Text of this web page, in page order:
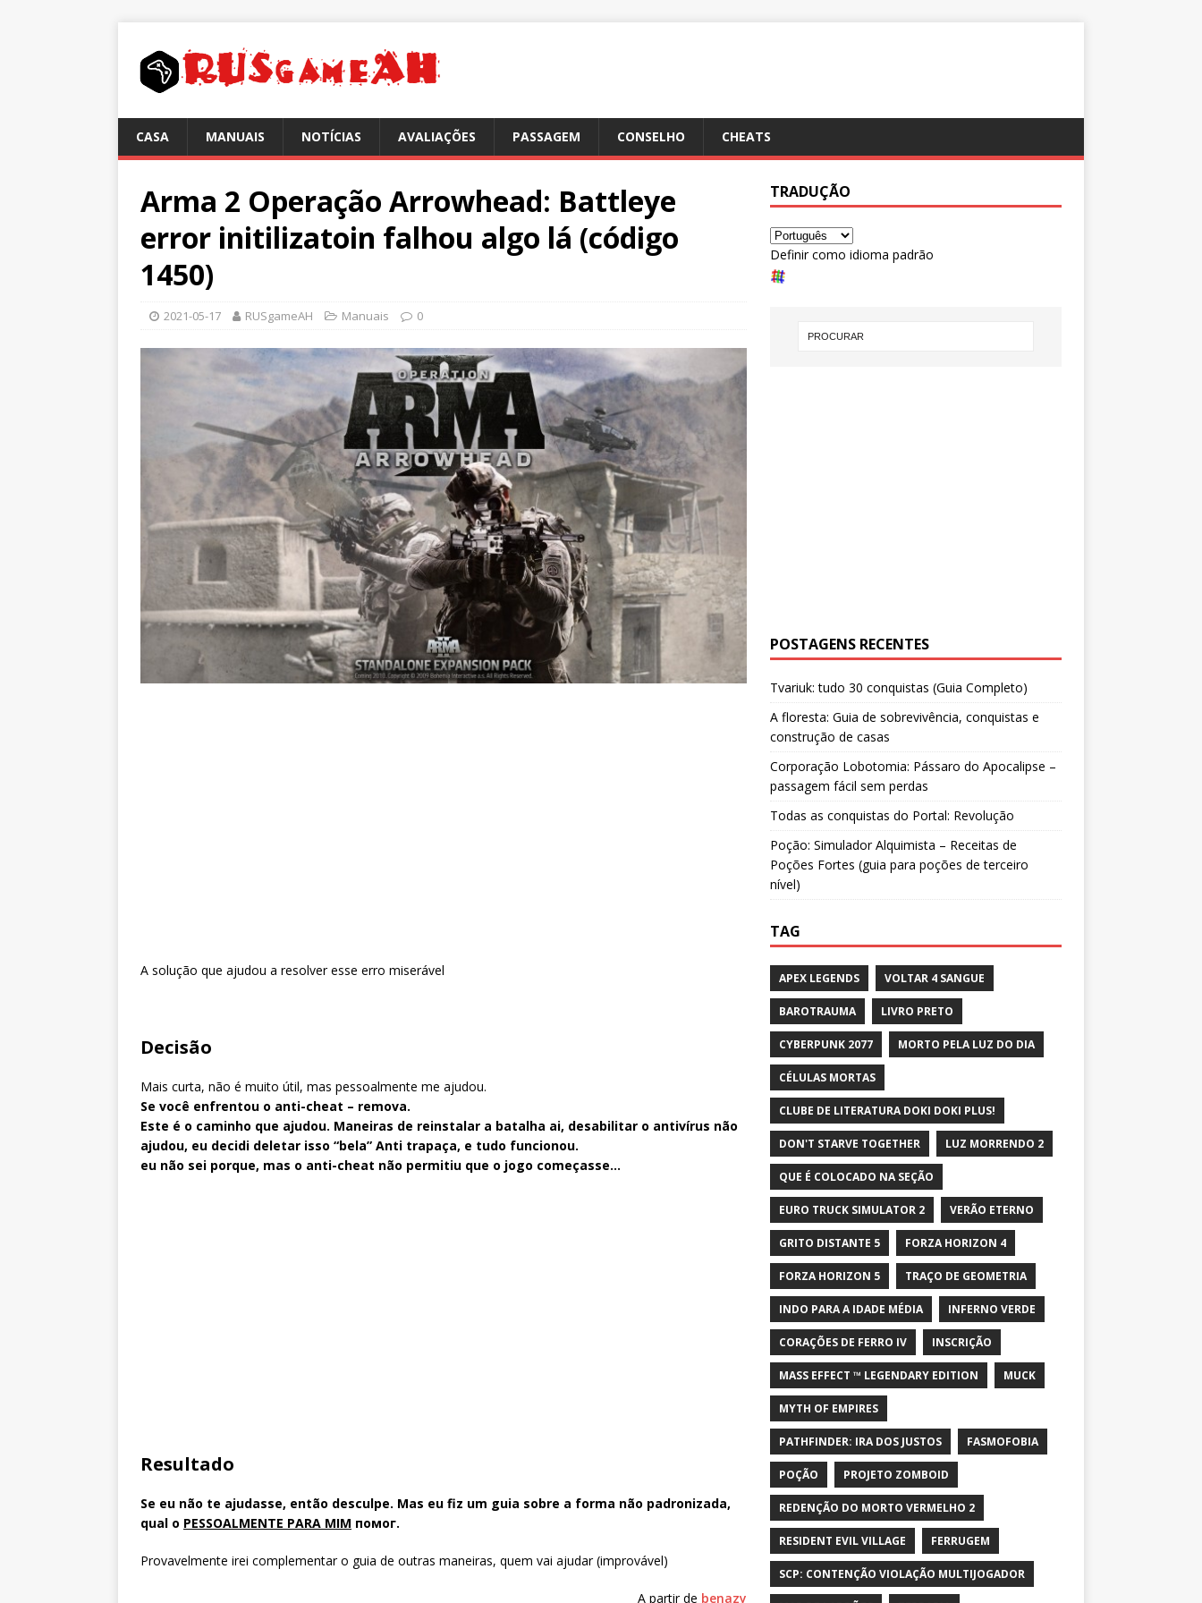
CASA MANUAIS NOTÍCIAS AVALIAÇÕES PASSAGEM CONSELHO CHEATS
Arma 2 Operação Arrowhead: Battleye
error initilizatoin falhou algo lá (código
1450)
2021-05-17 RUSgameAH Manuais 0
A solução que ajudou a resolver esse erro miserável
Decisão
Mais curta, não é muito útil, mas pessoalmente me ajudou.
Se você enfrentou o anti-cheat – remova.
Este é o caminho que ajudou. Maneiras de reinstalar a batalha ai, desabilitar o antivírus não
ajudou, eu decidi deletar isso “bela” Anti trapaça, e tudo funcionou.
eu não sei porque, mas o anti-cheat não permitiu que o jogo começasse…
Resultado
Se eu não te ajudasse, então desculpe. Mas eu fiz um guia sobre a forma não padronizada,
qual o PESSOALMENTE PARA MIM помог.
Provavelmente irei complementar o guia de outras maneiras, quem vai ajudar (improvável)
A partir de benazy
TRADUÇÃO
Definir como idioma padrão
POSTAGENS RECENTES
Tvariuk: tudo 30 conquistas (Guia Completo)
A floresta: Guia de sobrevivência, conquistas e
construção de casas
Corporação Lobotomia: Pássaro do Apocalipse –
passagem fácil sem perdas
Todas as conquistas do Portal: Revolução
Poção: Simulador Alquimista – Receitas de
Poções Fortes (guia para poções de terceiro
nível)
TAG
APEX LEGENDS VOLTAR 4 SANGUE
BAROTRAUMA LIVRO PRETO
CYBERPUNK 2077 MORTO PELA LUZ DO DIA
CÉLULAS MORTAS
CLUBE DE LITERATURA DOKI DOKI PLUS!
DON'T STARVE TOGETHER LUZ MORRENDO 2
QUE É COLOCADO NA SEÇÃO
EURO TRUCK SIMULATOR 2 VERÃO ETERNO
GRITO DISTANTE 5 FORZA HORIZON 4
FORZA HORIZON 5 TRAÇO DE GEOMETRIA
INDO PARA A IDADE MÉDIA INFERNO VERDE
CORAÇÕES DE FERRO IV INSCRIÇÃO
MASS EFFECT ™ LEGENDARY EDITION MUCK
MYTH OF EMPIRES
PATHFINDER: IRA DOS JUSTOS FASMOFOBIA
POÇÃO PROJETO ZOMBOID
REDENÇÃO DO MORTO VERMELHO 2
RESIDENT EVIL VILLAGE FERRUGEM
SCP: CONTENÇÃO VIOLAÇÃO MULTIJOGADOR